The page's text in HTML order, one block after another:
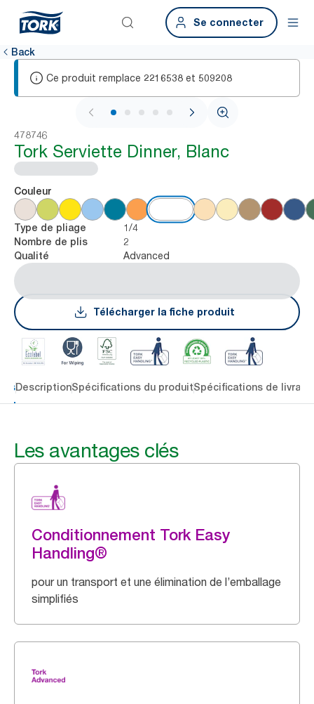
Se connecter
Back
Ce produit remplace 2216538 et 509208
1 / 5
478746
Tork Serviette Dinner, Blanc
Couleur
Type de pliage 1/4
Nombre de plis 2
Qualité Advanced
Télécharger la fiche produit
DescriptionSpécifications du produitSpécifications de
Les avantages clés
Conditionnement Tork Easy
Handling®
pour un transport et une élimination de l’emballage
simplifiés